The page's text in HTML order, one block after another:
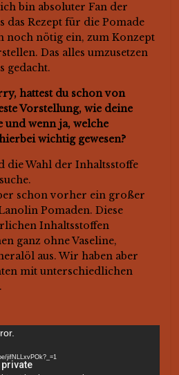
bin absoluter Fan der
das Rezept für die Pomade
noch nötig ein, zum Konzept
Das alles umzusetzen
gedacht.
hattest du schon von
Vorstellung, wie deine
und wenn ja, welche
wichtig gewesen?
die Wahl der Inhaltsstoffe
schon vorher ein großer
Pomaden. Diese
Inhaltsstoffen
ganz ohne Vaseline,
aus. Wir haben aber
mit unterschiedlichen
jifNLLxvPOk?_=1